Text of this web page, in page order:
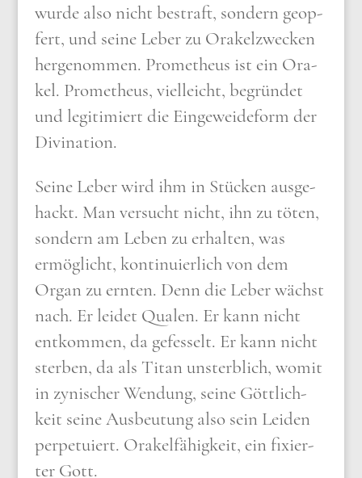
wur­de also nicht bestraft, son­dern geop­
fert, und sei­ne Leber zu Ora­kel­zwecken
her­ge­nom­men. Pro­me­theus ist ein Ora­
kel. Pro­me­theus, viel­leicht, begrün­det
und legi­ti­miert die Ein­ge­wei­de­form der
Divin­a­ti­on.
Sei­ne Leber wird ihm in Stücken aus­ge­
hackt. Man ver­sucht nicht, ihn zu töten,
son­dern am Leben zu erhal­ten, was
ermög­licht, kon­ti­nu­ier­lich von dem
Organ zu ern­ten. Denn die Leber wächst
nach. Er lei­det Qua­len. Er kann nicht
ent­kom­men, da gefes­selt. Er kann nicht
ster­ben, da als Titan unsterb­lich, womit
in zyni­scher Wen­dung, sei­ne Gött­lich­
keit sei­ne Aus­beu­tung also sein Lei­den
per­p­etu­iert. Ora­kel­fä­hig­keit, ein fixier­
ter Gott.